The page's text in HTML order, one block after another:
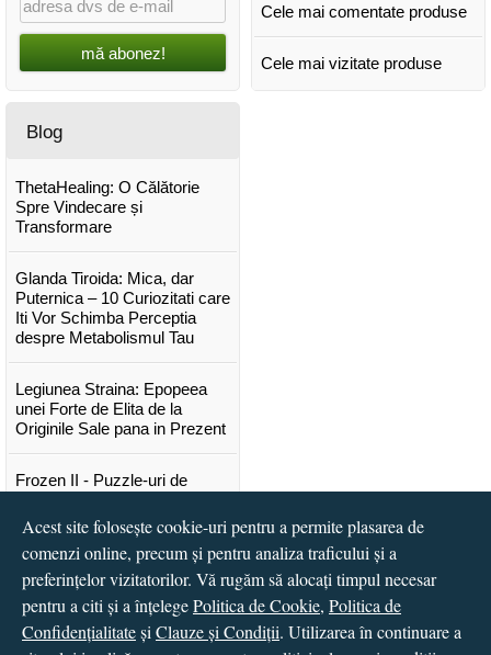
mă abonez!
Cele mai comentate produse
Cele mai vizitate produse
Blog
ThetaHealing: O Călătorie
Spre Vindecare și
Transformare
Glanda Tiroida: Mica, dar
Puternica – 10 Curiozitati care
Iti Vor Schimba Perceptia
despre Metabolismul Tau
Legiunea Straina: Epopeea
unei Forte de Elita de la
Originile Sale pana in Prezent
Frozen II - Puzzle-uri de
Lansare "Portocalele verzi" de
Vitali Cipileaga
...toate știrile
Acest site folosește cookie-uri pentru a permite plasarea de
comenzi online, precum și pentru analiza traficului și a
preferințelor vizitatorilor. Vă rugăm să alocați timpul necesar
pentru a citi și a înțelegePolitica de Cookie, Politica de
Confidențialitateși Clauze și Condiții. Utilizarea în continuare a